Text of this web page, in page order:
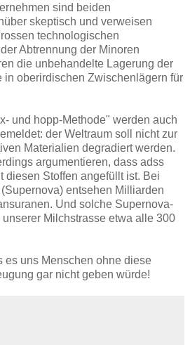
sind beiden
skeptisch und verweisen
technologischen
Abtrennung der Minoren
die unbehandelte Lagerung der
in oberirdischen Zwischenlägern für
und hopp-Methode" werden auch
der Weltraum soll nicht zur
Materialien degradiert werden.
argumentieren, dass adss
diesen Stoffen angefüllt ist. Bei
entsehen Milliarden
Und solche Supernova-
Milchstrasse etwa alle 300
es uns Menschen ohne diese
gar nicht geben würde!